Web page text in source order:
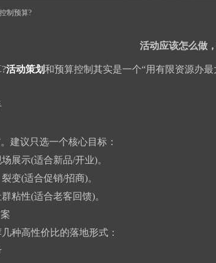
制预算?
活动应该怎么做
活动策划和预算控制其实是一个“用有限资源办
议只选一个核心目标：
示(适合新品/开业)。
(适合促销/招商)。
性(适合老客回馈)。
高性价比的落地形式：